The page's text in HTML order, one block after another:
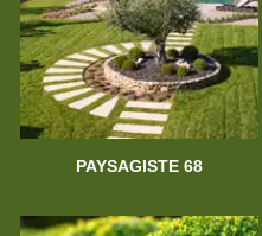
PAYSAGISTE 68